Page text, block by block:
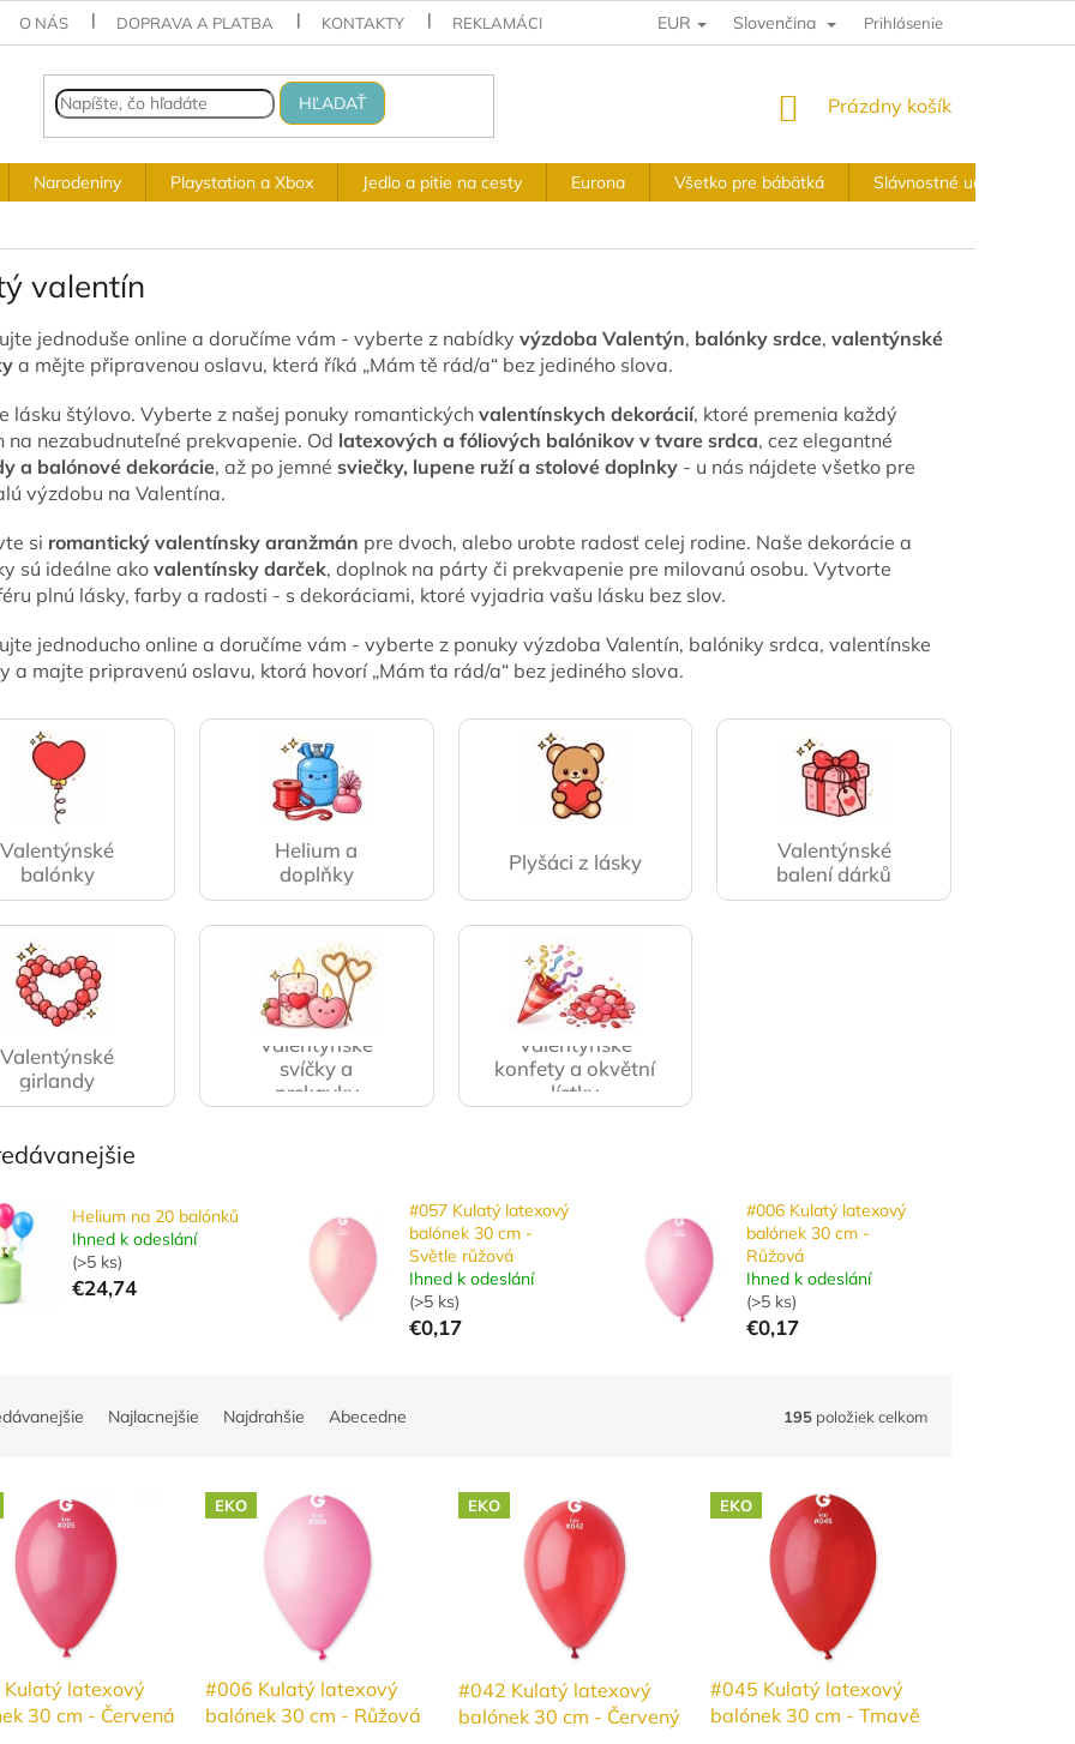
O NÁS DOPRAVA A PLATBA KONTAKTY REKLAMÁCIA A VRÁTENIE VÝKUPNÉ PODMIENKY OBCHODNÉ
EUR Slovenčina Prihlásenie
HĽADAŤ
NÁKUPNÝ
Prázdny košík
Narodeniny Playstation a Xbox Jedlo a pitie na cesty Eurona Všetko pre bábätká Slávnostné udalosti
valentín
jednoduše online a doručíme vám - vyberte z nabídky výzdoba Valentýn, balónky srdce, valentýnské
a mějte připravenou oslavu, která říká „Mám tě rád/a“ bez jediného slova.
lásku štýlovo. Vyberte z našej ponuky romantických valentínskych dekorácií, ktoré premenia každý
na nezabudnuteľné prekvapenie. Od latexových a fóliových balónikov v tvare srdca, cez elegantné
a balónové dekorácie, až po jemné sviečky, lupene ruží a stolové doplnky - u nás nájdete všetko pre
výzdobu na Valentína.
si romantický valentínsky aranžmán pre dvoch, alebo urobte radosť celej rodine. Naše dekorácie a
sú ideálne akovalentínsky darček, doplnok na párty či prekvapenie pre milovanú osobu. Vytvorte
plnú lásky, farby a radosti - s dekoráciami, ktoré vyjadria vašu lásku bez slov.
jednoducho online a doručíme vám - vyberte z ponuky výzdoba Valentín, balóniky srdca, valentínske
a majte pripravenú oslavu, ktorá hovorí „Mám ťa rád/a“ bez jediného slova.
Valentýnské
balónky
Helium a
doplňky
Plyšáci z lásky
Valentýnské
balení dárků
Valentýnské
girlandy
Valentýnské
svíčky a
prskavky
Valentýnské
konfety a okvětní
lístky
Helium na 20 balónků
Ihned k odeslání
(>5 ks)
€24,74
#057 Kulatý latexový
balónek 30 cm -
Světle růžová
Ihned k odeslání
(>5 ks)
€0,17
#006 Kulatý latexový
balónek 30 cm -
Růžová
Ihned k odeslání
(>5 ks)
€0,17
Najlacnejšie Najdrahšie Abecedne 195 položiek celkom
latexový
30 cm - Červená
EKO
#006 Kulatý latexový
balónek 30 cm - Růžová
EKO
#042 Kulatý latexový
balónek 30 cm - Červený
EKO
#045 Kulatý latexový
balónek 30 cm - Tmavě